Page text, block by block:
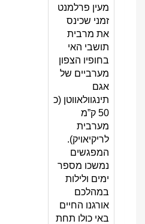
מעין פרלמנט
זמני שכינס
את מרבית
תושבי האי
בחופיו הצפון
מערביים של
אגם
תינגוולאווטן (כ
50 ק”מ
מערבית
לריקיאויק).
המפגשים
נמשכו מספר
ימים ולילות
במהלכם
אורגנו החיים
באי כולו תחת